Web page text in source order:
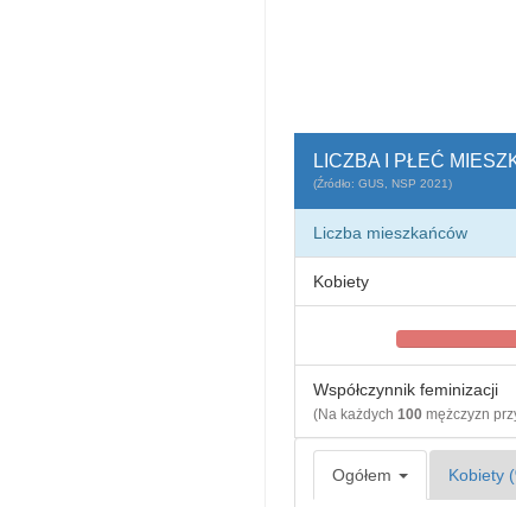
LICZBA I PŁEĆ
(Źródło: GUS, NSP 2021)
Liczba mieszkańców
Kobiety
Współczynnik feminizacji
(Na każdych 100mężczyzn
Ogółem Kobiety